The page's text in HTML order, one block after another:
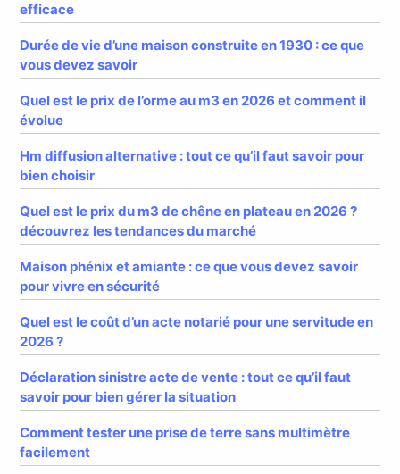
efficace
Durée de vie d’une maison construite en 1930 : ce que
vous devez savoir
Quel est le prix de l’orme au m3 en 2026 et comment il
évolue
Hm diffusion alternative : tout ce qu’il faut savoir pour
bien choisir
Quel est le prix du m3 de chêne en plateau en 2026 ?
découvrez les tendances du marché
Maison phénix et amiante : ce que vous devez savoir
pour vivre en sécurité
Quel est le coût d’un acte notarié pour une servitude en
2026 ?
Déclaration sinistre acte de vente : tout ce qu’il faut
savoir pour bien gérer la situation
Comment tester une prise de terre sans multimètre
facilement